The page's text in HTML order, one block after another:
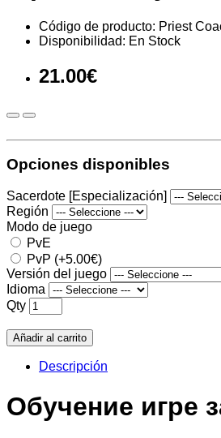
Código de producto: Priest
Disponibilidad: En Stock
21.00€
Opciones disponibles
Sacerdote [Especialización]
Región
Modo de juego
PvE
PvP (+5.00€)
Versión del juego
Idioma
Qty
Añadir al carrito
Descripción
Обучение игре